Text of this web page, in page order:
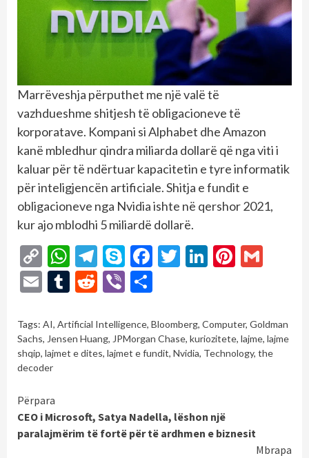
Marrëveshja përputhet me një valë të
vazhdueshme shitjesh të obligacioneve të
korporatave. Kompani si Alphabet dhe Amazon
kanë mbledhur qindra miliarda dollarë që nga viti i
kaluar për të ndërtuar kapacitetin e tyre informatik
për inteligjencën artificiale. Shitja e fundit e
obligacioneve nga Nvidia ishte në qershor 2021,
kur ajo mblodhi 5 miliardë dollarë.
Copy
Link
WhatsApp
Telegram
SkypeFacebook
Twitter
LinkedIn
EmailTumblr
Reddit
Viber
Tags: AI, Artificial Intelligence, Bloomberg, Computer, Goldman
Sachs, Jensen Huang, JPMorgan Chase, kuriozitete, lajme, lajme
shqip, lajmet e dites, lajmet e fundit, Nvidia, Technology, the
decoder
Continue
Reading
Përpara
CEO i Microsoft, Satya Nadella, lëshon një
paralajmërim të fortë për të ardhmen e biznesit
Mbrapa